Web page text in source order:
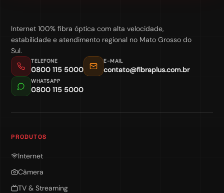
Internet 100% fibra óptica com alta velocidade,
estabilidade e atendimento regional no Mato Grosso do
Sul.
TELEFONE
0800 115 5000
E-MAIL
contato@fibraplus.com.br
WHATSAPP
0800 115 5000
PRODUTOS
Internet
Câmera
TV & Streaming